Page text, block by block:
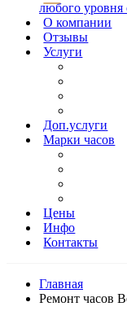
любого уровня
О компании
Отзывы
Услуги
Доп.услуги
Марки часов
Цены
Инфо
Контакты
Главная
Ремонт часов